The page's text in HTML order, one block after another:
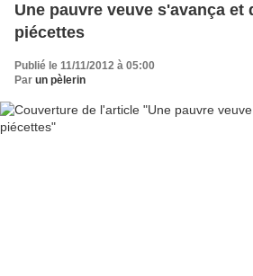
Une pauvre veuve s'avança et
piécettes
Publié le 11/11/2012 à 05:00
Par un pèlerin